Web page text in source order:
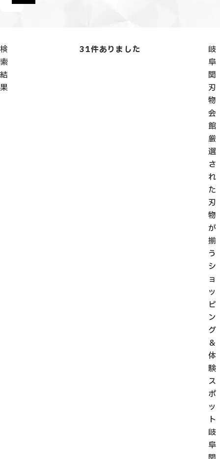
検
索
結
果
31件ありました
岐
阜
関
刃
物
会
館
厳
選
さ
れ
た
刃
物
が
揃
う
シ
ョ
ッ
ピ
ン
グ
＆
体
験
ス
ポ
ッ
ト
岐
阜